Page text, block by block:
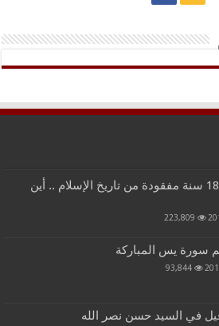
اكثر من 183 سنة مفقودة من تاريخ الإسلام .. أين
223,809
سورة يس المباركة
93,844
في السيد حسن نصر الله